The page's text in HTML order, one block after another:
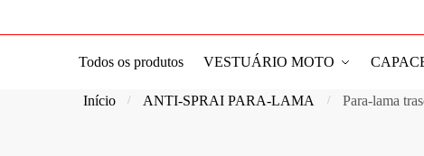
Todos os produtos VESTUÁRIO MOTO
Início / ANTI-SPRAI PARA-LAMA / Para-lama